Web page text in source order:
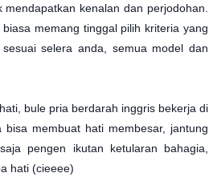
kenalan dan perjodohan.
memang tinggal pilih kriteria yang
selera anda, semua model dan
bule pria berdarah inggris bekerja di
membuat hati membesar, jantung
pengen ikutan ketularan bahagia,
hati (cieeee)